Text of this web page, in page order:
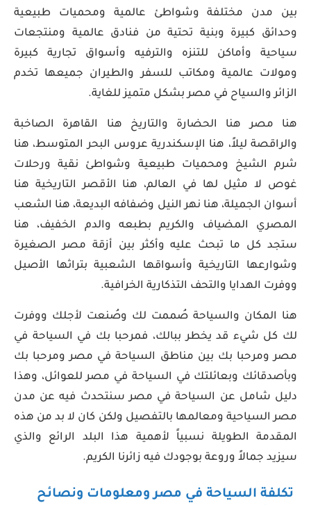
بين مدن مختلفة وشواطئ عالمية ومحميات طبيعية
وحدائق كبيرة وبنية تحتية من فنادق عالمية ومنتجعات
سياحية وأماكن للتنزه والترفيه وأسواق تجارية كبيرة
ومولات عالمية ومكاتب للسفر والطيران جميعها تخدم
الزائر والسياح في مصر بشكل متميز للغاية.
هنا مصر هنا الحضارة والتاريخ هنا القاهرة الصاخبة
والراقصة ليلاً، هنا الإسكندرية عروس البحر المتوسط، هنا
شرم الشيخ ومحميات طبيعية وشواطئ نقية ورحلات
غوص لا مثيل لها في العالم، هنا الأقصر التاريخية هنا
أسوان الجميلة، هنا نهر النيل وضفافه البديعة، هنا الشعب
المصري المضياف والكريم بطبعه والدم الخفيف، هنا
ستجد كل ما تبحث عليه وأكثر بين أزقة مصر الصغيرة
وشوارعها التاريخية وأسواقها الشعبية بتراثها الأصيل
ووفرت الهدايا والتحف التذكارية الخرافية.
هنا المكان والسياحة صُممت لك وصُنعت لأجلك ووفرت
لك كل شيء قد يخطر ببالك، فمرحبا بك في السياحة في
مصر ومرحبا بك بين مناطق السياحة في مصر ومرحبا بك
وبأصدقائك وبعائلتك في السياحة في مصر للعوائل، وهذا
دليل شامل عن السياحة في مصر سنتحدث فيه عن مدن
مصر السياحية ومعالمها بالتفصيل ولكن كان لا بد من هذه
المقدمة الطويلة نسبياً لأهمية هذا البلد الرائع والذي
سيزيد جمالاً وروعة بوجودك فيه زائرنا الكريم.
تكلفة السياحة في مصر ومعلومات ونصائح